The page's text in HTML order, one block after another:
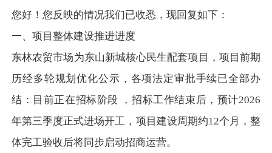
您好！您反映的情况我们已收悉，现回复如下：
一、项目整体建设推进进度
东林农贸市场为东山新城核心民生配套项目，项目前期
历经多轮规划优化公示，各项法定审批手续已全部办
结：目前正在招标阶段 ，招标工作结束后，预计2026
年第三季度正式进场开工，项目建设周期约12个月，整
体完工验收后将同步启动招商运营。